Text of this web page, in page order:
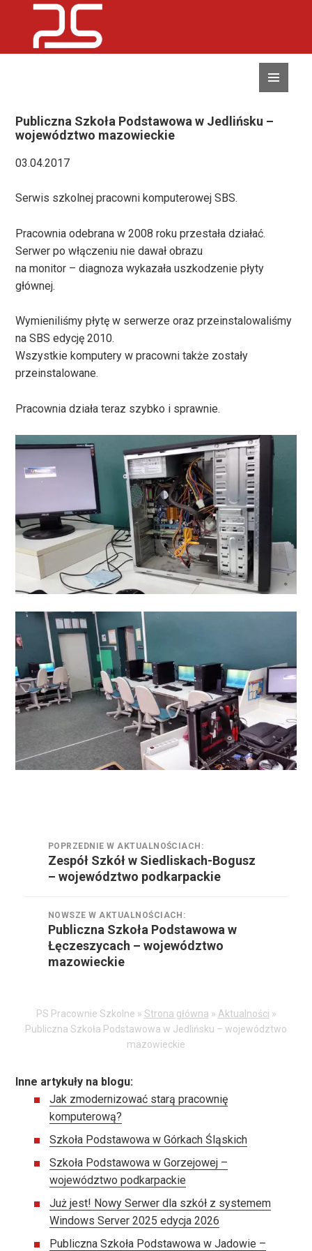
Publiczna Szkoła Podstawowa w Jedlińsku –
województwo mazowieckie
03.04.2017
Serwis szkolnej pracowni komputerowej SBS.
Pracownia odebrana w 2008 roku przestała działać.
Serwer po włączeniu nie dawał obrazu
na monitor – diagnoza wykazała uszkodzenie płyty
głównej.
Wymieniliśmy płytę w serwerze oraz przeinstalowaliśmy
na SBS edycję 2010.
Wszystkie komputery w pracowni także zostały
przeinstalowane.
Pracownia działa teraz szybko i sprawnie.
wpisu
POPRZEDNIE W AKTUALNOŚCIACH:
Poprzednie
w
Zespół Szkół w Siedliskach-Bogusz
– województwo podkarpackie
NOWSZE W AKTUALNOŚCIACH:
Nowsze
w
aktualnościach:
Publiczna Szkoła Podstawowa w
Łęczeszycach – województwo
mazowieckie
PS Pracownie Szkolne » Strona główna » Aktualności »
Publiczna Szkoła Podstawowa w Jedlińsku – województwo
mazowieckie
Inne artykuły na blogu:
Jak zmodernizować starą pracownię
komputerową?
Szkoła Podstawowa w Górkach Śląskich
Szkoła Podstawowa w Gorzejowej –
województwo podkarpackie
Już jest! Nowy Serwer dla szkół z systemem
Windows Server 2025 edycja 2026
Publiczna Szkoła Podstawowa w Jadowie –